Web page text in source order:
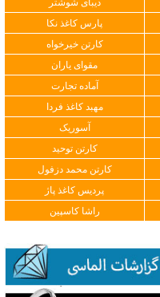
دیبای شوشتر
پارس کاغذ نکا
کارتن خیرخواه
مقوای یاران
آماده تجارت
مهبد کاغذ فردا
آسوریک
کارتن توحید
کارتن محمد دزفول
پردیس کاغذ پاژ
راشا کاسپین